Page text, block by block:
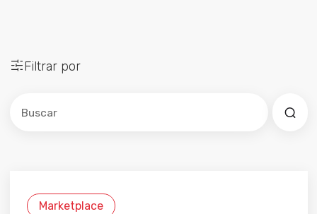
Filtrar por
Marketplace